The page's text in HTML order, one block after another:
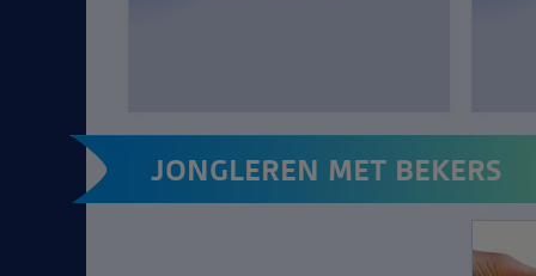
JONGLEREN MET BEKERS